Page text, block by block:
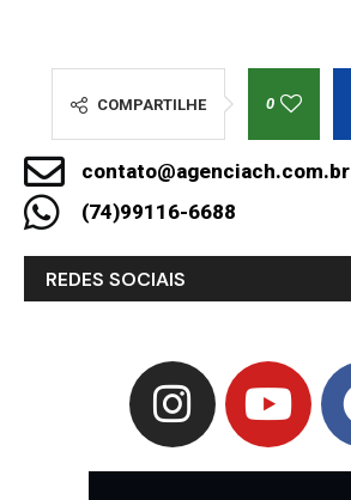
COMPARTILHE 0
contato@agenciach.com.br
(74)99116-6688
REDES SOCIAIS